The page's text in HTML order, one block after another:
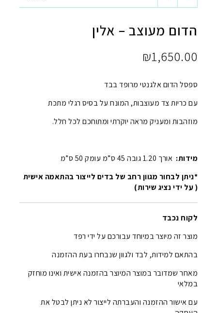
הדום מעוצב – אלין
₪1,650.00
ספסל הדום אלגנטי מרופד בבד
עם כריות צד מעוצבות, המונח על בסיס רגלי מתכת
מוזהבות ומעניק מראה יוקרתי ומתוחכם לכל חלל.
מידות: אורך 1.20 גובה 45 ס”מ עומק 50 ס”מ
*ניתן לבחור מגוון רחב של בדים לייצור בהתאמה אישית
( על ידי נציג שירות)
לקוח נכבד
מוצר זה מיוצר במיוחד עבורכם על ידי רפד
בהתאם למידות, לבד ולגוון שנבחרו בעת ההזמנה
מאחר שמדובר במוצר המיוצר בהזמנה אישית ואינו מוחזק
במלאי
עם אישור ההזמנה והעברתה לייצור לא ניתן לבטל את